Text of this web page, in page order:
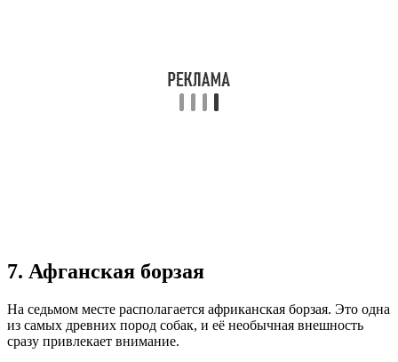
7. Афганская борзая
На седьмом месте располагается африканская борзая. Это одна
из самых древних пород собак, и её необычная внешность
сразу привлекает внимание.